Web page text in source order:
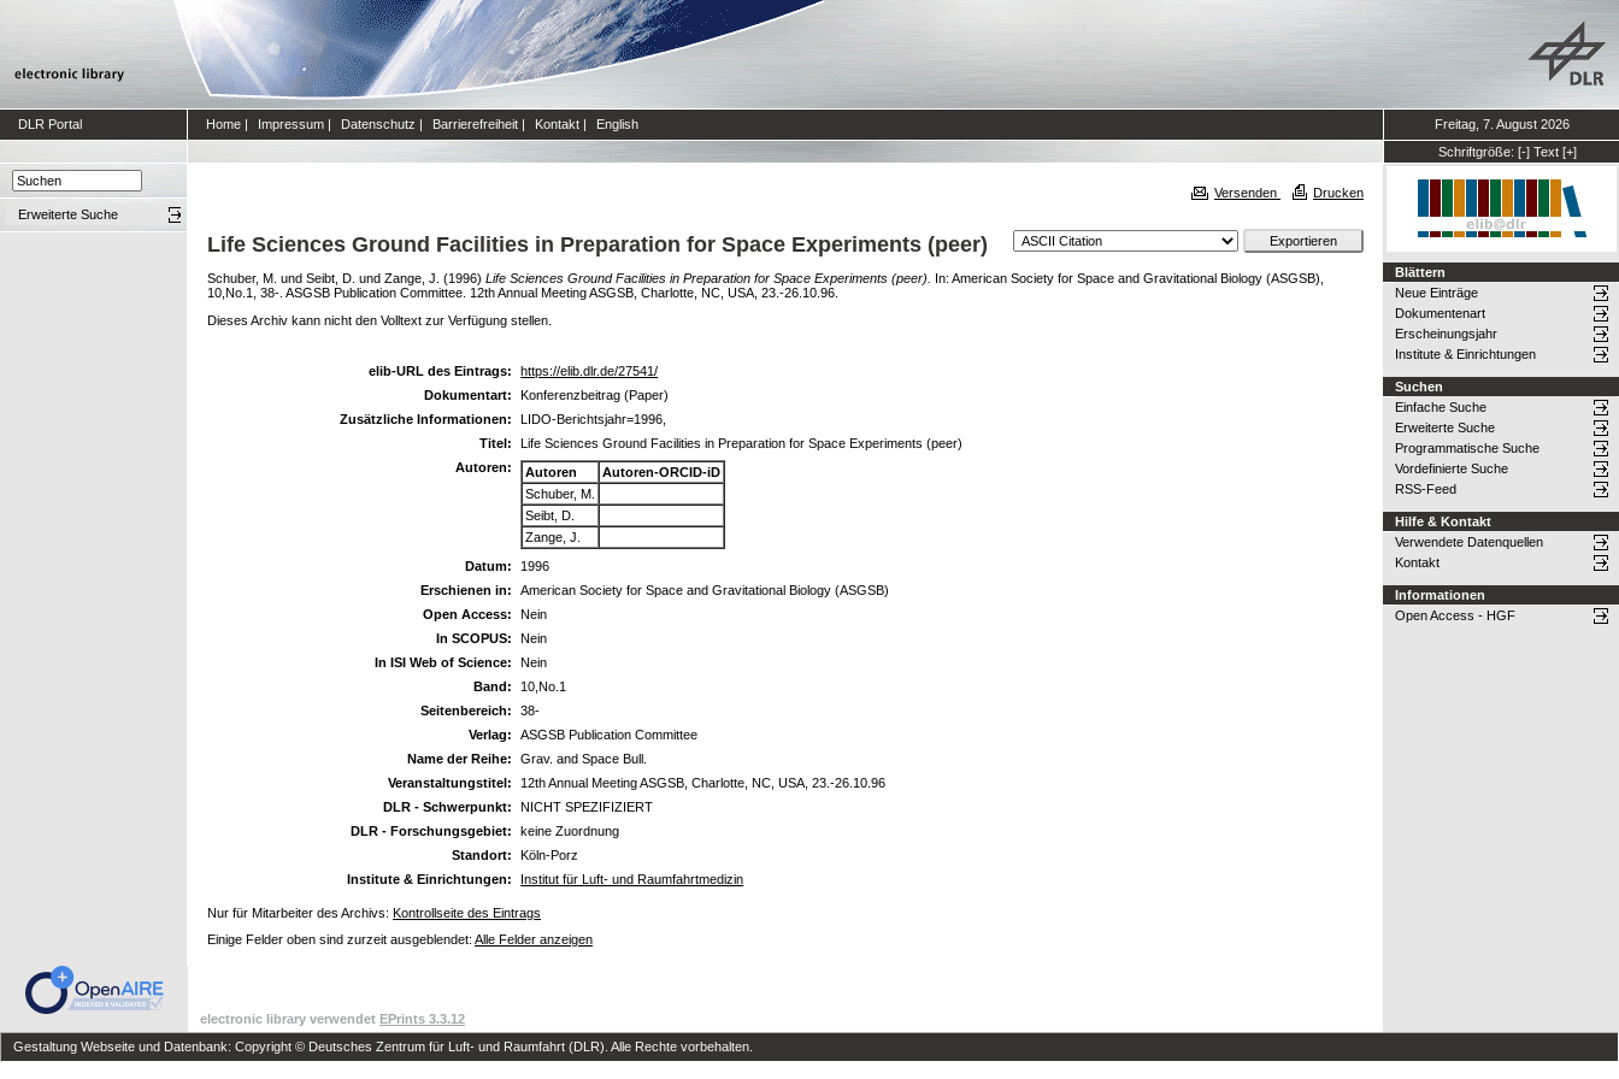
DLR Portal Home | Impressum | Datenschutz | Barrierefreiheit | Kontakt | English
Freitag, 7. August 2026
Schriftgröße: [-] Text [+]
Erweiterte Suche
Versenden Drucken
Life Sciences Ground Facilities in Preparation for Space Experiments (peer)
Schuber, M. und Seibt, D. und Zange, J. (1996) Life Sciences Ground Facilities in Preparation for Space Experiments (peer).
In: American Society for Space and Gravitational Biology (ASGSB),
10,No.1, 38-. ASGSB Publication Committee. 12th Annual Meeting ASGSB, Charlotte, NC, USA, 23.-26.10.96.
Dieses Archiv kann nicht den Volltext zur Verfügung stellen.
elib-URL des Eintrags:
https://elib.dlr.de/27541/
Dokumentart:
Konferenzbeitrag (Paper)
Zusätzliche Informationen:
LIDO-Berichtsjahr=1996,
Titel:
Life Sciences Ground Facilities in Preparation for Space Experiments (peer)
Autoren:
Autoren
Autoren-ORCID-iD
Schuber, M.
Seibt, D.
Zange, J.
Datum:
1996
Erschienen in:
American Society for Space and Gravitational Biology (ASGSB)
Open Access:
Nein
In SCOPUS:
Nein
In ISI Web of Science:
Nein
Band:
10,No.1
Seitenbereich:
38-
Verlag:
ASGSB Publication Committee
Name der Reihe:
Grav. and Space Bull.
Veranstaltungstitel:
12th Annual Meeting ASGSB, Charlotte, NC, USA, 23.-26.10.96
DLR - Schwerpunkt:
NICHT SPEZIFIZIERT
DLR - Forschungsgebiet:
keine Zuordnung
Standort:
Köln-Porz
Institute & Einrichtungen:
Institut für Luft- und Raumfahrtmedizin
Nur für Mitarbeiter des Archivs: Kontrollseite des Eintrags
Einige Felder oben sind zurzeit ausgeblendet: Alle Felder anzeigen
Blättern
Neue Einträge
Dokumentenart
Erscheinungsjahr
Institute & Einrichtungen
Suchen
Einfache Suche
Erweiterte Suche
Programmatische Suche
Vordefinierte Suche
RSS-Feed
Hilfe & Kontakt
Verwendete Datenquellen
Kontakt
Informationen
Open Access - HGF
electronic library verwendet EPrints 3.3.12
Gestaltung Webseite und Datenbank: Copyright © Deutsches Zentrum für Luft- und Raumfahrt (DLR). Alle Rechte vorbehalten.